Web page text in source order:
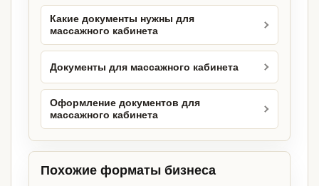
Какие документы нужны для
массажного кабинета
Документы для массажного кабинета
Оформление документов для
массажного кабинета
Похожие форматы бизнеса